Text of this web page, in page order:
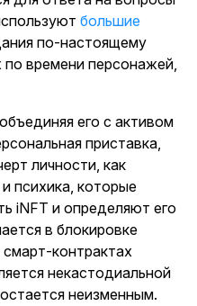
большие
по-настоящему
времени персонажей,
его с активом
приставка,
личности, как
психика, которые
iNFT и определяют его
в блокировке
контрактах
некастодиальной
неизменным.